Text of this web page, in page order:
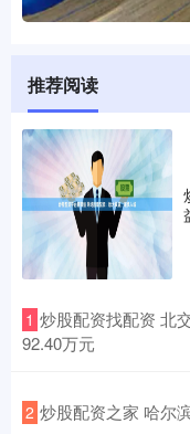
推荐阅读
1 炒股配资找配资 北
92.40万元
2 炒股配资之家 哈尔